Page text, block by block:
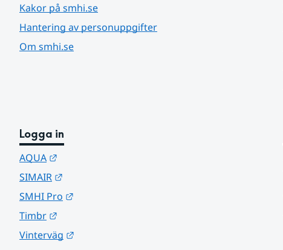
Kakor på smhi.se
Hantering av personuppgifter
Om smhi.se
Logga in
AQUA
SIMAIR
SMHI Pro
Timbr
Vinterväg